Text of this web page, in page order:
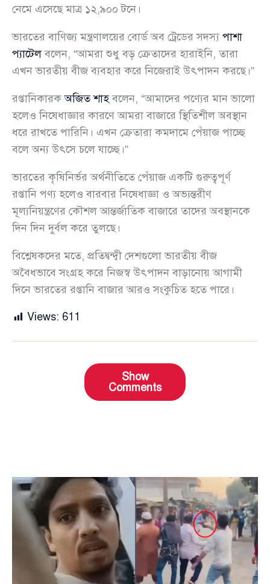
নেমে এসেছে মাত্র ১২,৯০০ টনে।
ভারতের বাণিজ্য মন্ত্রণালয়ের বোর্ড অব ট্রেডের সদস্য পাশা
প্যাটেলবলেন, “আমরা শুধু বড় ক্রেতাদের হারাইনি, তারা
এখন ভারতীয় বীজ ব্যবহার করে নিজেরাই উৎপাদন করছে।”
রপ্তানিকারকঅজিত শাহবলেন, “আমাদের পণ্যের মান ভালো
হলেও নিষেধাজ্ঞার কারণে আমরা বাজারে স্থিতিশীল অবস্থান
ধরে রাখতে পারিনি। এখন ক্রেতারা কমদামে পেঁয়াজ পাচ্ছে
বলে অন্য উৎসে চলে যাচ্ছে।”
ভারতের কৃষিনির্ভর অর্থনীতিতে পেঁয়াজ একটি গুরুত্বপূর্ণ
রপ্তানি পণ্য হলেও বারবার নিষেধাজ্ঞা ও অভ্যন্তরীণ
মূল্যনিয়ন্ত্রণের কৌশল আন্তর্জাতিক বাজারে তাদের অবস্থানকে
দিন দিন দুর্বল করে তুলছে।
বিশ্লেষকদের মতে, প্রতিদ্বন্দ্বী দেশগুলো ভারতীয় বীজ
অবৈধভাবে সংগ্রহ করে নিজস্ব উৎপাদন বাড়ানোয় আগামী
দিনে ভারতের রপ্তানি বাজার আরও সংকুচিত হতে পারে।
Views: 611
Show
Comments